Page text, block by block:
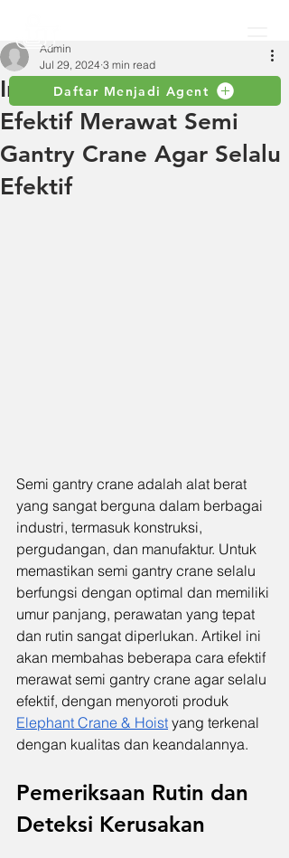
Daftar Menjadi Agent
Inilah Beberapa Cara
Efektif Merawat Semi
Gantry Crane Agar Selalu
Efektif
Admin
Jul 29, 2024 3 min read
Semi gantry crane adalah alat berat
yang sangat berguna dalam berbagai
industri, termasuk konstruksi,
pergudangan, dan manufaktur. Untuk
memastikan semi gantry crane selalu
berfungsi dengan optimal dan memiliki
umur panjang, perawatan yang tepat
dan rutin sangat diperlukan. Artikel ini
akan membahas beberapa cara efektif
merawat semi gantry crane agar selalu
efektif, dengan menyoroti produk
Elephant Crane & Hoist yang terkenal
dengan kualitas dan keandalannya.
Pemeriksaan Rutin dan
Deteksi Kerusakan